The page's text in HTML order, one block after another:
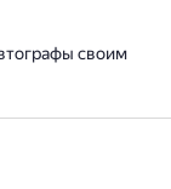
своим